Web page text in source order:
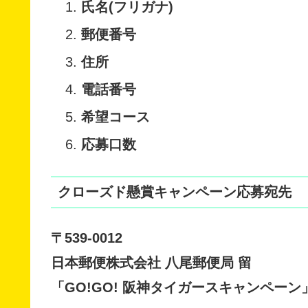
氏名(フリガナ)
郵便番号
住所
電話番号
希望コース
応募口数
クローズド懸賞キャンペーン応募宛先
〒539-0012
日本郵便株式会社 八尾郵便局 留
「GO!GO! 阪神タイガースキャンペーン